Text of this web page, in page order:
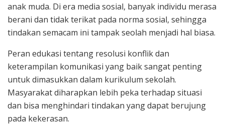
anak muda. Di era media sosial, banyak individu merasa
berani dan tidak terikat pada norma sosial, sehingga
tindakan semacam ini tampak seolah menjadi hal biasa.
Peran edukasi tentang resolusi konflik dan
keterampilan komunikasi yang baik sangat penting
untuk dimasukkan dalam kurikulum sekolah.
Masyarakat diharapkan lebih peka terhadap situasi
dan bisa menghindari tindakan yang dapat berujung
pada kekerasan.